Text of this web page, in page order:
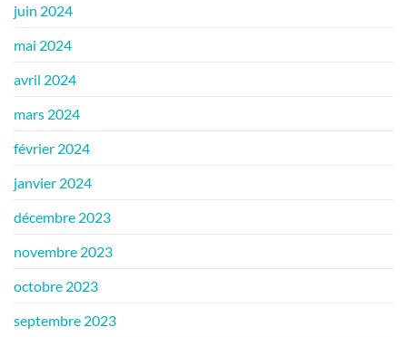
juin 2024
mai 2024
avril 2024
mars 2024
février 2024
janvier 2024
décembre 2023
novembre 2023
octobre 2023
septembre 2023